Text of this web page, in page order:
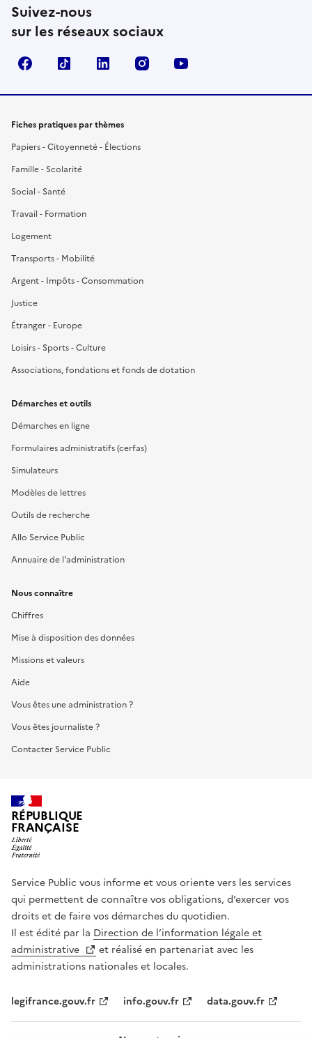
Suivez-nous
sur les réseaux sociaux
FacebookTikTok LinkedIn Instagram
Fiches pratiques par thèmes
Papiers - Citoyenneté - Élections
Famille - Scolarité
Social - Santé
Travail - Formation
Logement
Transports - Mobilité
Argent - Impôts - Consommation
Justice
Étranger - Europe
Loisirs - Sports - Culture
Associations, fondations et fonds de dotation
Démarches et outils
Démarches en ligne
Formulaires administratifs (cerfas)
Simulateurs
Modèles de lettres
Outils de recherche
Allo Service Public
Annuaire de l'administration
Nous connaître
Chiffres
Mise à disposition des données
Missions et valeurs
Aide
Vous êtes une administration ?
Vous êtes journaliste ?
Contacter Service Public
RÉPUBLIQUE
FRANÇAISE
Service Public vous informe et vous oriente vers les services
qui permettent de connaître vos obligations, d’exercer vos
droits et de faire vos démarches du quotidien.
Il est édité par la Direction de l’information légale et
administrative
et réalisé en partenariat avec les
administrations nationales et locales.
legifrance.gouv.fr info.gouv.fr data.gouv.fr